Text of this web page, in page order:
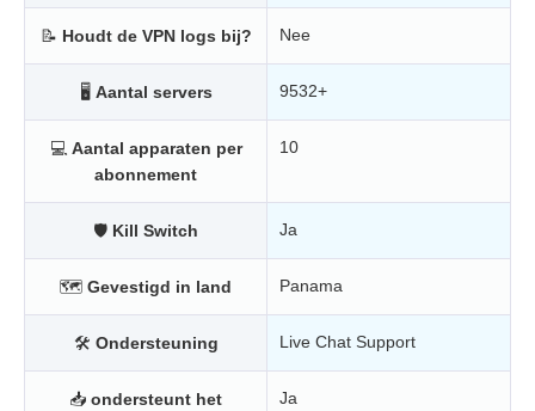
📝 Houdt de VPN logs bij? Nee
🖥 Aantal servers 9532+
💻 Aantal apparaten per
abonnement
10
🛡 Kill Switch Ja
🗺 Gevestigd in land Panama
🛠 Ondersteuning Live Chat Support
📥 ondersteunt het
Ja